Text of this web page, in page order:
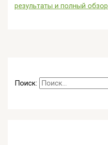
результаты и полный обзор
Поиск: